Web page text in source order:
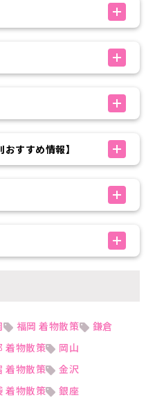
すすめ情報】
福岡 着物散策
鎌倉
着物散策
岡山
着物散策
金沢
着物散策
銀座